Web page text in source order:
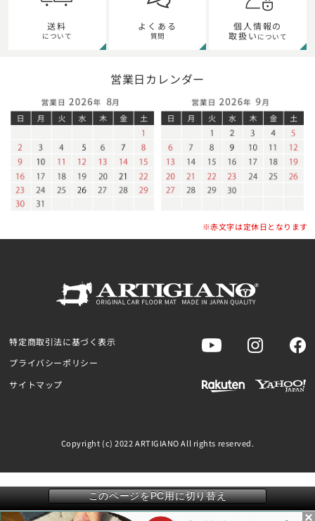
送料
について
よくある
質問
個人情報の
取扱い について
営業日カレンダー
※赤文字は定休日となります
特定商取引法に基づく表示
プライバシーポリシー
サイトマップ
Copyright (c) 2022 ARTIGIANO All rights reserved.
このページをPC用に切り替え